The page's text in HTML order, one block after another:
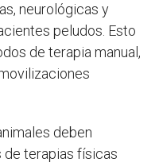
neurológicas y
peludos. Esto
de terapia manual,
deben
terapias físicas